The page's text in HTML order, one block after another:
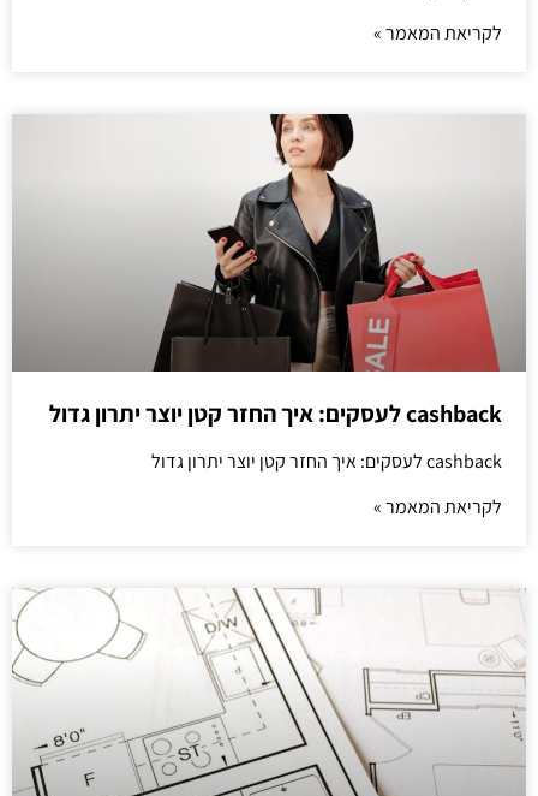
לקריאת המאמר »
cashback לעסקים: איך החזר קטן יוצר יתרון גדול
cashback לעסקים: איך החזר קטן יוצר יתרון גדול
לקריאת המאמר »